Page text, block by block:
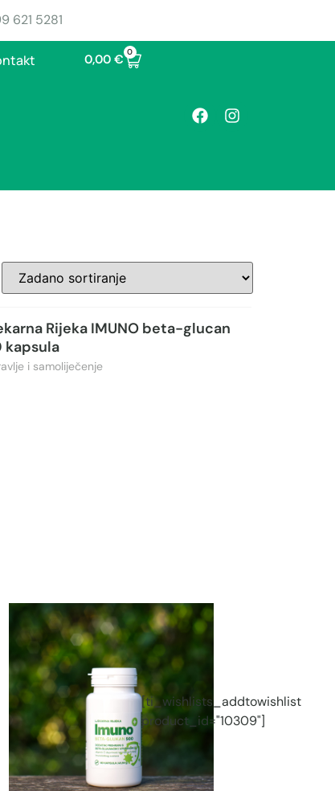
621 5281
0,00 € 0
Rijeka IMUNO beta-glucan
kapsula
i samoliječenje
[ti_wishlists_addtowishlist
product_id="10309"]